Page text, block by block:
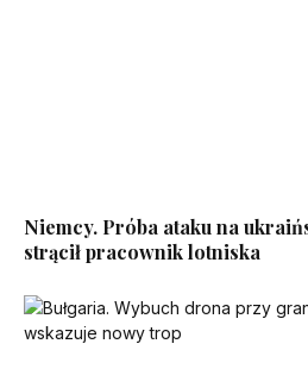
Niemcy. Próba ataku na
strącił pracownik lotniska